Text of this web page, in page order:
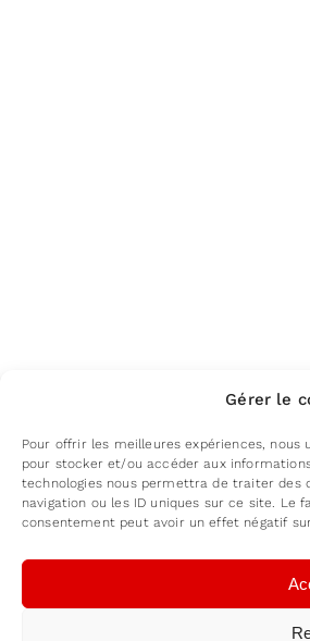
Gérer le
Pour offrir les meilleures expériences, nous
pour stocker et/ou accéder aux
technologies nous permettra de traiter des
navigation ou les ID uniques sur ce site. Le
consentement peut avoir un effet négatif